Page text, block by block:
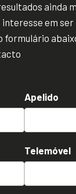
ainda
em ser
formulário
Apelido
Telemóvel